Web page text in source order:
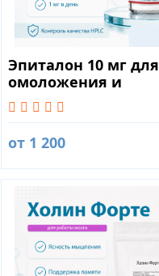
Эпиталон 10 мг для
омоложения и
повышения
выносливости
от 1 200